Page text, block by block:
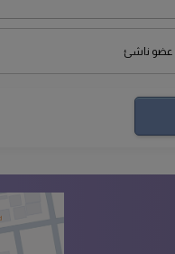
عضو ناشئ